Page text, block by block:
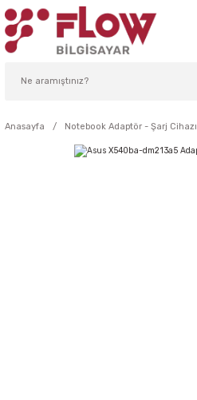
Anasayfa Notebook Adaptör - Şarj Cihazı